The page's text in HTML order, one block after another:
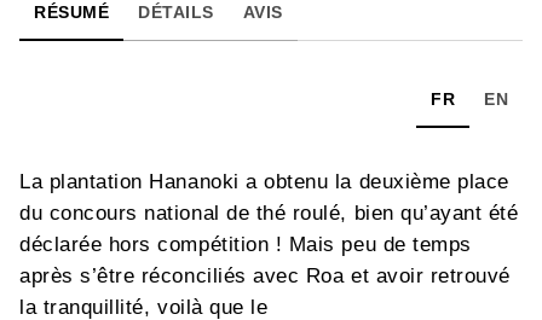
RÉSUMÉ DÉTAILS AVIS
FR EN
La plantation Hananoki a obtenu la deuxième place
du concours national de thé roulé, bien qu’ayant été
déclarée hors compétition ! Mais peu de temps
après s’être réconciliés avec Roa et avoir retrouvé
la tranquillité, voilà que le